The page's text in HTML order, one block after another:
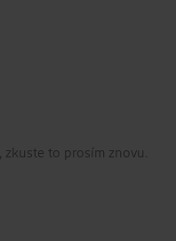
to prosím znovu.